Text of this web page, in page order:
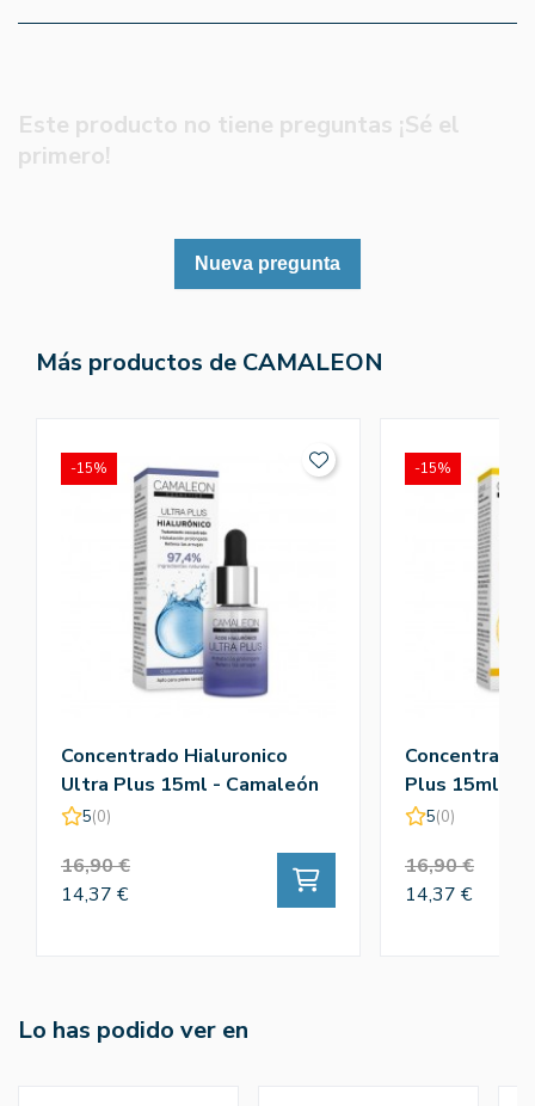
Este producto no tiene preguntas ¡Sé el
primero!
Nueva pregunta
Más productos de CAMALEON
Concentrado Hialuronico
Ultra Plus 15ml - Camaleón
5(0)
16,90 €
14,37 €
-15%
Concentrado
Plus 15ml -
5(0)
16,90 €
14,37 €
-15%
Lo has podido ver en